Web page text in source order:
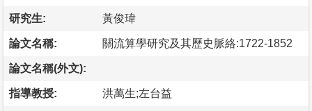
研究生: 黃俊瑋
論文名稱: 關流算學研究及其歷史脈絡:1722-1852
論文名稱(外文):
指導教授: 洪萬生;左台益